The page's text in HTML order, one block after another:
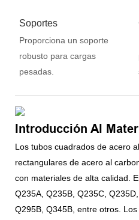
Soportes
Proporciona un soporte
robusto para cargas
pesadas.
Introducción Al
Los tubos cuadrados de acero
rectangulares de acero al
con materiales de alta calidad.
Q235A, Q235B, Q235C,
Q295B, Q345B, entre otros.